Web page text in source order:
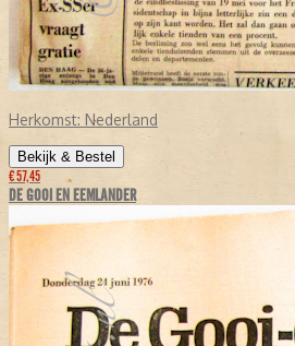
Herkomst: Nederland
Bekijk & Bestel
€ 57,45
DE GOOI EN EEMLANDER